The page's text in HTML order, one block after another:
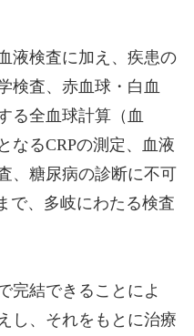
液検査に加え、疾患の
検査、赤血球・白血
る全血球計算（血
なるCRPの測定、血液
、糖尿病の診断に不可
で、多岐にわたる検査
完結できることによ
し、それをもとに治療